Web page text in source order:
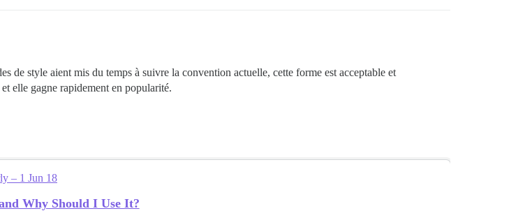
de style aient mis du temps à suivre la convention actuelle, cette forme est acceptable et
elle gagne rapidement en popularité.
– 1 Jun 18
Why Should I Use It?